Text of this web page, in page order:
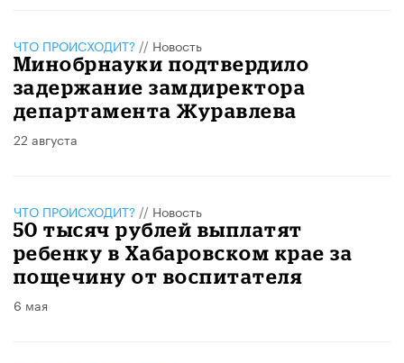
ЧТО ПРОИСХОДИТ? // Новость
Минобрнауки подтвердило
задержание замдиректора
департамента Журавлева
22 августа
ЧТО ПРОИСХОДИТ? // Новость
50 тысяч рублей выплатят
ребенку в Хабаровском крае за
пощечину от воспитателя
6 мая